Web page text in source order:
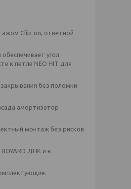
Clip-on, ответной
угол
к петле NEO HIT для
без поломки
амортизатор
монтаж без рисков
ДНК и в